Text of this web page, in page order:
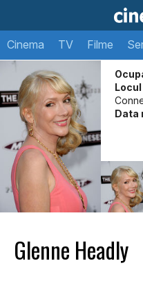
Cinema TV Filme
Data
Glenne Headly